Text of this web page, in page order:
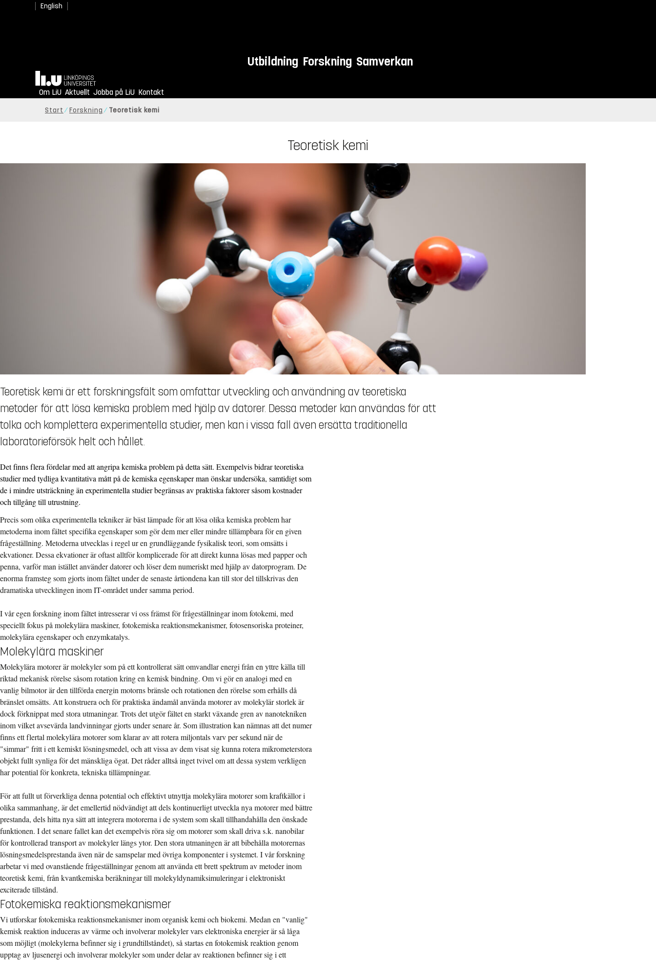
English
Utbildning Forskning Samverkan
Hem
Om LiU Aktuellt Jobba på LiU Kontakt
Start Forskning Teoretisk kemi
Teoretisk kemi
Teoretisk kemi är ett forskningsfält som omfattar utveckling och användning av teoretiska
metoder för att lösa kemiska problem med hjälp av datorer. Dessa metoder kan användas för att
tolka och komplettera experimentella studier, men kan i vissa fall även ersätta traditionella
laboratorieförsök helt och hållet.
Det finns flera fördelar med att angripa kemiska problem på detta sätt. Exempelvis bidrar teoretiska
studier med tydliga kvantitativa mått på de kemiska egenskaper man önskar undersöka, samtidigt som
de i mindre utsträckning än experimentella studier begränsas av praktiska faktorer såsom kostnader
och tillgång till utrustning.
Precis som olika experimentella tekniker är bäst lämpade för att lösa olika kemiska problem har
metoderna inom fältet specifika egenskaper som gör dem mer eller mindre tillämpbara för en given
frågeställning. Metoderna utvecklas i regel ur en grundläggande fysikalisk teori, som omsätts i
ekvationer. Dessa ekvationer är oftast alltför komplicerade för att direkt kunna lösas med papper och
penna, varför man istället använder datorer och löser dem numeriskt med hjälp av datorprogram. De
enorma framsteg som gjorts inom fältet under de senaste årtiondena kan till stor del tillskrivas den
dramatiska utvecklingen inom IT-området under samma period.
I vår egen forskning inom fältet intresserar vi oss främst för frågeställningar inom fotokemi, med
speciellt fokus på molekylära maskiner, fotokemiska reaktionsmekanismer, fotosensoriska proteiner,
molekylära egenskaper och enzymkatalys.
Molekylära maskiner
Molekylära motorer är molekyler som på ett kontrollerat sätt omvandlar energi från en yttre källa till
riktad mekanisk rörelse såsom rotation kring en kemisk bindning. Om vi gör en analogi med en
vanlig bilmotor är den tillförda energin motorns bränsle och rotationen den rörelse som erhålls då
bränslet omsätts. Att konstruera och för praktiska ändamål använda motorer av molekylär storlek är
dock förknippat med stora utmaningar. Trots det utgör fältet en starkt växande gren av nanotekniken
inom vilket avsevärda landvinningar gjorts under senare år. Som illustration kan nämnas att det numer
finns ett flertal molekylära motorer som klarar av att rotera miljontals varv per sekund när de
"simmar" fritt i ett kemiskt lösningsmedel, och att vissa av dem visat sig kunna rotera mikrometerstora
objekt fullt synliga för det mänskliga ögat. Det råder alltså inget tvivel om att dessa system verkligen
har potential för konkreta, tekniska tillämpningar.
För att fullt ut förverkliga denna potential och effektivt utnyttja molekylära motorer som kraftkällor i
olika sammanhang, är det emellertid nödvändigt att dels kontinuerligt utveckla nya motorer med bättre
prestanda, dels hitta nya sätt att integrera motorerna i de system som skall tillhandahålla den önskade
funktionen. I det senare fallet kan det exempelvis röra sig om motorer som skall driva s.k. nanobilar
för kontrollerad transport av molekyler längs ytor. Den stora utmaningen är att bibehålla motorernas
lösningsmedelsprestanda även när de samspelar med övriga komponenter i systemet. I vår forskning
arbetar vi med ovanstående frågeställningar genom att använda ett brett spektrum av metoder inom
teoretisk kemi, från kvantkemiska beräkningar till molekyldynamiksimuleringar i elektroniskt
exciterade tillstånd.
Fotokemiska reaktionsmekanismer
Vi utforskar fotokemiska reaktionsmekanismer inom organisk kemi och biokemi. Medan en "vanlig"
kemisk reaktion induceras av värme och involverar molekyler vars elektroniska energier är så låga
som möjligt (molekylerna befinner sig i grundtillståndet), så startas en fotokemisk reaktion genom
upptag av ljusenergi och involverar molekyler som under delar av reaktionen befinner sig i ett